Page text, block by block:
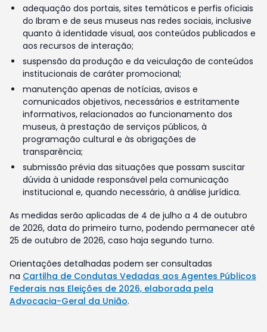
adequação dos portais, sites temáticos e perfis oficiais
do Ibram e de seus museus nas redes sociais, inclusive
quanto à identidade visual, aos conteúdos publicados e
aos recursos de interação;
suspensão da produção e da veiculação de conteúdos
institucionais de caráter promocional;
manutenção apenas de notícias, avisos e
comunicados objetivos, necessários e estritamente
informativos, relacionados ao funcionamento dos
museus, à prestação de serviços públicos, à
programação cultural e às obrigações de
transparência;
submissão prévia das situações que possam suscitar
dúvida à unidade responsável pela comunicação
institucional e, quando necessário, à análise jurídica.
As medidas serão aplicadas de 4 de julho a 4 de outubro
de 2026, data do primeiro turno, podendo permanecer até
25 de outubro de 2026, caso haja segundo turno.
Orientações detalhadas podem ser consultadas
na Cartilha de Condutas Vedadas aos Agentes Públicos
Federais nas Eleições de 2026, elaborada pela
Advocacia-Geral da União.